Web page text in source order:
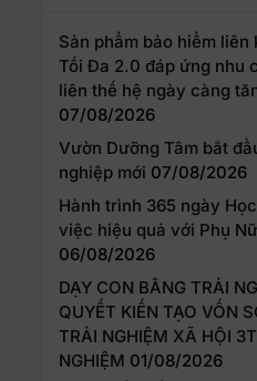
Sản phẩm bảo hiểm liên
Tối Đa 2.0 đáp ứng nhu
liên thế hệ ngày càng
07/08/2026
Vườn Dưỡng Tâm bắt
nghiệp mới 07/08/2026
Hành trình 365 ngày
việc hiệu quả với Phụ
06/08/2026
DẠY CON BẰNG TRẢI
QUYẾT KIẾN TẠO VỐN
TRẢI NGHIỆM XÃ HỘI
NGHIỆM 01/08/2026